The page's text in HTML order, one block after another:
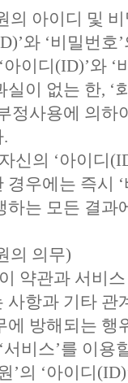
의 아이디 및
와 ‘비밀번
아이디(ID)’와
실이 없는 한, ‘
정사용에 의하
신의 ‘아이디
경우에는 즉시
하는 모든 결과
의 의무)
이 약관과 서비
사항과 기타 관
에 방해되는 행
서비스’를 이
’의 ‘아이디